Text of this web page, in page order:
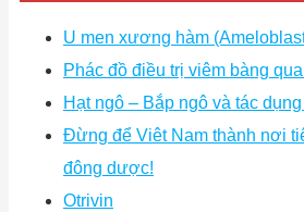
U men xương hàm
Phác đồ điều trị viêm bàng
Hạt ngô – Bắp ngô và tác
Đừng để Viêt Nam thành nơi
đông dược!
Otrivin